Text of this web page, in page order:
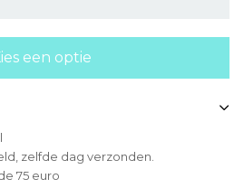
een optie
zelfde dag verzonden.
75 euro